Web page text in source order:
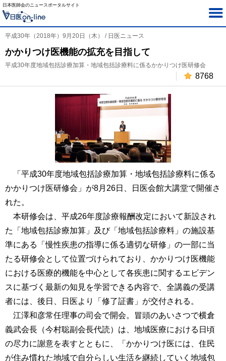
日本医師会のニュースポータルサイト
平成30年（2018年）9月20日（木） / 日医ニュース
かかりつけ医機能の拡充を目指して
平成30年度地域包括診療加算・地域包括診療料に係るかかりつけ医研修会
8768
「平成30年度地域包括診療加算・地域包括診療料に係る
かかりつけ医研修会」が8月26日、日医会館大講堂で開催さ
れた。
本研修会は、平成26年度診療報酬改定において新設され
た「地域包括診療加算」及び「地域包括診療料」の施設基
準にある「慢性疾患の指導に係る適切な研修」の一部に当
たる研修会として位置づけられており、かかりつけ医機能
における医療的機能を中心として各疾患に関するエビデン
スに基づく最新の知見を学習できる内容で、全講義の受講
者には、後日、日医より「修了証書」が交付される。
江澤和彦常任理事の司会で開会。冒頭のあいさつで横倉
義武会長（今村聡副会長代読）は、地域医療における日頃
の尽力に謝意を表すとともに、「かかりつけ医には、住民
が住み慣れた地域で自分らしい生活を継続していく地域包